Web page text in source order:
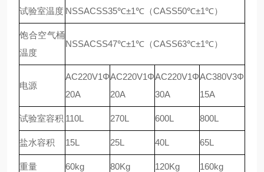
试验室温度 NSSACSS35℃±1℃（CASS50℃±1℃）
饱合空气桶
温度
NSSACSS47℃±1℃（CASS63℃±1℃）
电源
AC220V1Φ
20A
AC220V1Φ
20A
AC220V1Φ
30A
AC380V3Φ
15A
试验室容积 110L 270L 600L 800L
盐水容积 15L 25L 40L 65L
重量 60kg 80Kg 120Kg 160kg